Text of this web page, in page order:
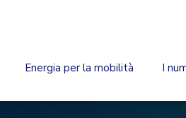
Energia per la mobilità I